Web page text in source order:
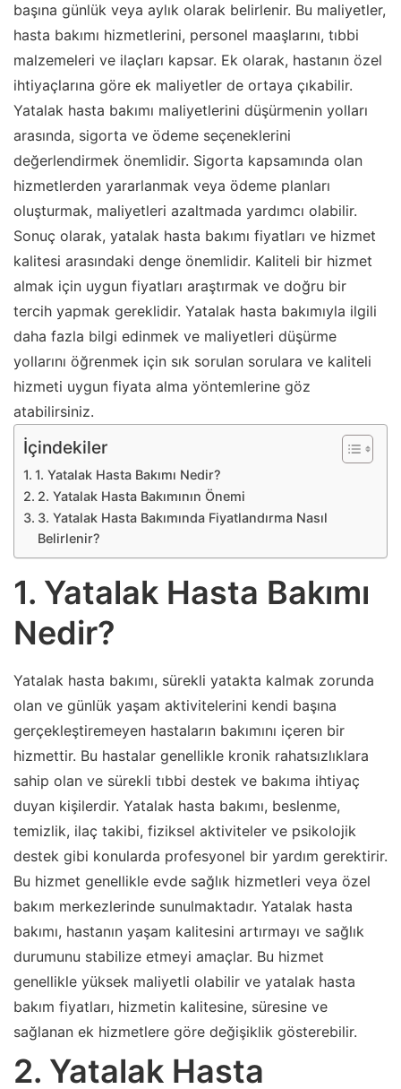
başına günlük veya aylık olarak belirlenir. Bu maliyetler,
hasta bakımı hizmetlerini, personel maaşlarını, tıbbi
malzemeleri ve ilaçları kapsar. Ek olarak, hastanın özel
ihtiyaçlarına göre ek maliyetler de ortaya çıkabilir.
Yatalak hasta bakımı maliyetlerini düşürmenin yolları
arasında, sigorta ve ödeme seçeneklerini
değerlendirmek önemlidir. Sigorta kapsamında olan
hizmetlerden yararlanmak veya ödeme planları
oluşturmak, maliyetleri azaltmada yardımcı olabilir.
Sonuç olarak, yatalak hasta bakımı fiyatları ve hizmet
kalitesi arasındaki denge önemlidir. Kaliteli bir hizmet
almak için uygun fiyatları araştırmak ve doğru bir
tercih yapmak gereklidir. Yatalak hasta bakımıyla ilgili
daha fazla bilgi edinmek ve maliyetleri düşürme
yollarını öğrenmek için sık sorulan sorulara ve kaliteli
hizmeti uygun fiyata alma yöntemlerine göz
atabilirsiniz.
İçindekiler
1. Yatalak Hasta Bakımı Nedir?
2. Yatalak Hasta Bakımının Önemi
3. Yatalak Hasta Bakımında Fiyatlandırma Nasıl
Belirlenir?
1. Yatalak Hasta Bakımı
Nedir?
Yatalak hasta bakımı, sürekli yatakta kalmak zorunda
olan ve günlük yaşam aktivitelerini kendi başına
gerçekleştiremeyen hastaların bakımını içeren bir
hizmettir. Bu hastalar genellikle kronik rahatsızlıklara
sahip olan ve sürekli tıbbi destek ve bakıma ihtiyaç
duyan kişilerdir. Yatalak hasta bakımı, beslenme,
temizlik, ilaç takibi, fiziksel aktiviteler ve psikolojik
destek gibi konularda profesyonel bir yardım gerektirir.
Bu hizmet genellikle evde sağlık hizmetleri veya özel
bakım merkezlerinde sunulmaktadır. Yatalak hasta
bakımı, hastanın yaşam kalitesini artırmayı ve sağlık
durumunu stabilize etmeyi amaçlar. Bu hizmet
genellikle yüksek maliyetli olabilir ve yatalak hasta
bakım fiyatları, hizmetin kalitesine, süresine ve
sağlanan ek hizmetlere göre değişiklik gösterebilir.
2. Yatalak Hasta